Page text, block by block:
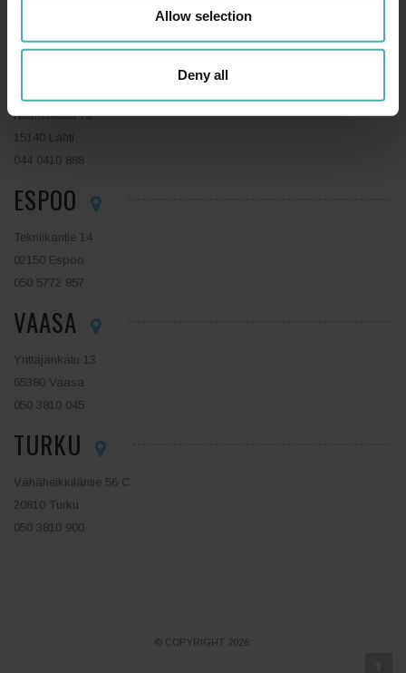
Allow selection
Deny all
050 3599 204
Niemenkatu 73
15140 Lahti
044 0410 888
ESPOO
Tekniikantie 14
02150 Espoo
050 5772 857
VAASA
Yrittäjänkatu 13
65380 Vaasa
050 3810 045
TURKU
Vähäheikkiläntie 56 C
20810 Turku
050 3810 900
© COPYRIGHT 2026.